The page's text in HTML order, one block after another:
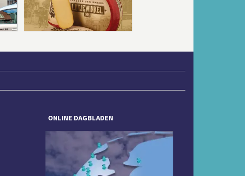
ONLINE DAGBLADEN